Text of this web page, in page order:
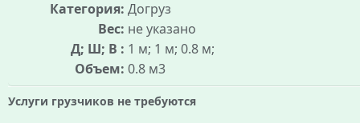
Категория: Догруз
Вес: не указано
Д; Ш; В : 1 м; 1 м; 0.8 м;
Объем: 0.8 м3
Услуги грузчиков не требуются